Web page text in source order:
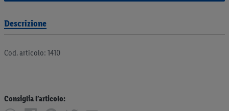
Descrizione
Cod. articolo: 1410
Consiglia l’articolo: